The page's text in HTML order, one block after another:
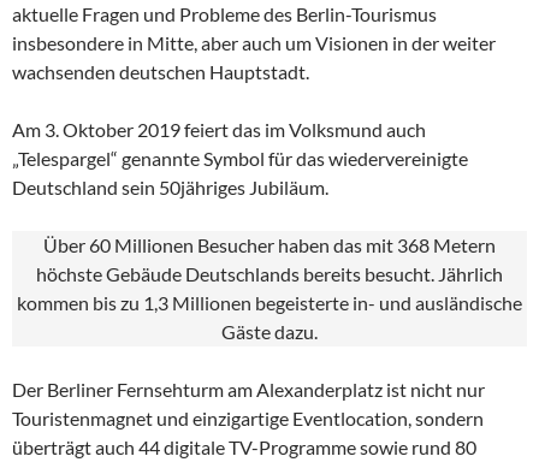
aktuelle Fragen und Probleme des Berlin-Tourismus
insbesondere in Mitte, aber auch um Visionen in der weiter
wachsenden deutschen Hauptstadt.
Am 3. Oktober 2019 feiert das im Volksmund auch
„Telespargel“ genannte Symbol für das wiedervereinigte
Deutschland sein 50jähriges Jubiläum.
Über 60 Millionen Besucher haben das mit 368 Metern
höchste Gebäude Deutschlands bereits besucht. Jährlich
kommen bis zu 1,3 Millionen begeisterte in- und ausländische
Gäste dazu.
Der Berliner Fernsehturm am Alexanderplatz ist nicht nur
Touristenmagnet und einzigartige Eventlocation, sondern
überträgt auch 44 digitale TV-Programme sowie rund 80